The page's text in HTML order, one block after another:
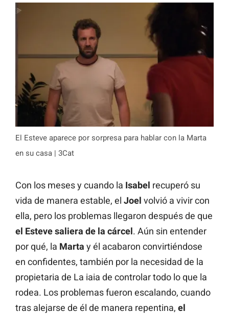
El Esteve aparece por sorpresa para hablar con la Marta
en su casa | 3Cat
Con los meses y cuando la Isabel recuperó su
vida de manera estable, el Joel volvió a vivir con
ella, pero los problemas llegaron después de que
el Esteve saliera de la cárcel. Aún sin entender
por qué, la Marta y él acabaron convirtiéndose
en confidentes, también por la necesidad de la
propietaria de La iaia de controlar todo lo que la
rodea. Los problemas fueron escalando, cuando
tras alejarse de él de manera repentina, el